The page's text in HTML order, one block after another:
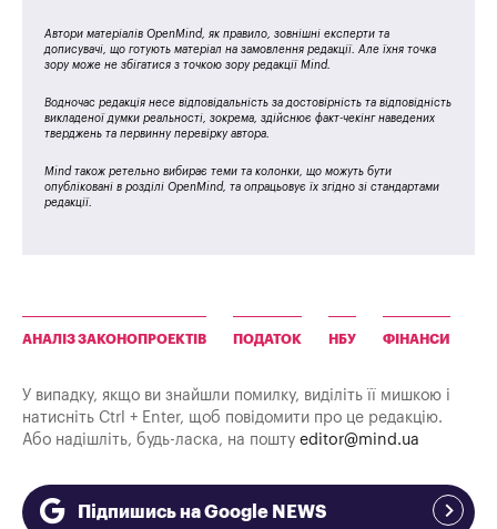
Автори матеріалів OpenMind, як правило, зовнішні експерти та
дописувачі, що готують матеріал на замовлення редакції. Але їхня точка
зору може не збігатися з точкою зору редакції Mind.
Водночас редакція несе відповідальність за достовірність та відповідність
викладеної думки реальності, зокрема, здійснює факт-чекінг наведених
тверджень та первинну перевірку автора.
Mind також ретельно вибирає теми та колонки, що можуть бути
опубліковані в розділі OpenMind, та опрацьовує їх згідно зі стандартами
редакції.
АНАЛІЗ ЗАКОНОПРОЕКТІВ ПОДАТОК НБУ ФІНАНСИ
У випадку, якщо ви знайшли помилку, виділіть її мишкою і
натисніть Ctrl + Enter, щоб повідомити про це редакцію.
Або надішліть, будь-ласка, на пошту editor@mind.ua
Підпишись на Google NEWS